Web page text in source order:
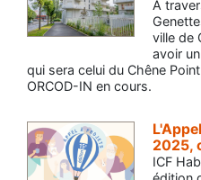
A
ville de
avoir
qui sera celui du Chêne
ORCOD-IN en cours.
2025,
ICF